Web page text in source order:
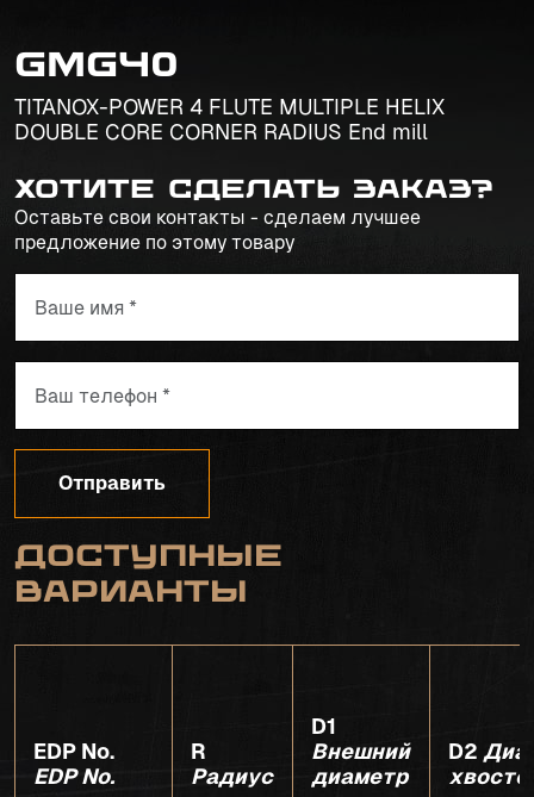
GMG40
TITANOX-POWER 4 FLUTE MULTIPLE HELIX
DOUBLE CORE CORNER RADIUS End mill
Хотите сделать заказ?
Оставьте свои контакты - сделаем лучшее
предложение по этому товару
Отправить
Доступные
варианты
EDP No.
EDP No.
R
Радиус
D1
Внешний
диаметр
D2